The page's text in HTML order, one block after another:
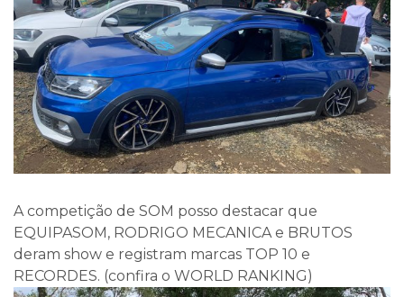
A competição de SOM posso destacar que
EQUIPASOM, RODRIGO MECANICA e BRUTOS
deram show e registram marcas TOP 10 e
RECORDES. (confira o WORLD RANKING)